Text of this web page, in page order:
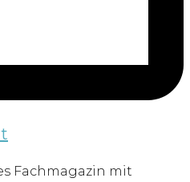
Fachmagazin mit